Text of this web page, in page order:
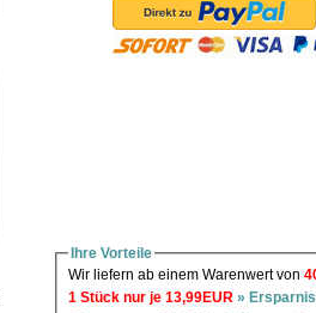
Ihre Vorteile
Wir liefern ab einem Warenwert von
1 Stück nur je 13,99EUR »